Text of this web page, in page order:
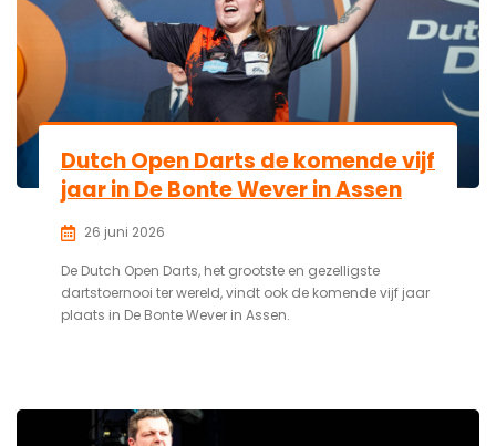
Dutch Open Darts de komende vijf
jaar in De Bonte Wever in Assen
26 juni 2026
De Dutch Open Darts, het grootste en gezelligste
dartstoernooi ter wereld, vindt ook de komende vijf jaar
plaats in De Bonte Wever in Assen.